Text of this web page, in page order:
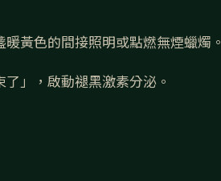
黃色的間接照明或點燃無煙蠟燭。
」，啟動褪黑激素分泌。